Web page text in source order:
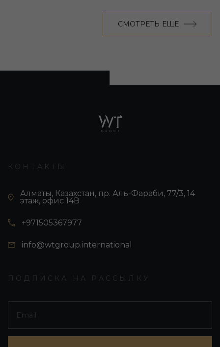
СМОТРЕТЬ ЕЩЕ
КОНТАКТЫ
Алматы, Казахстан, пр. Аль-Фараби, 77/3, 14
этаж, офис 14В
+971505367977
info@wtgroup.international
ПОДПИСКА НА РАССЫЛКУ